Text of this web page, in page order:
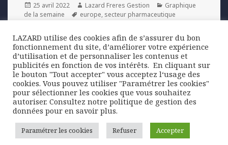
Posted
on
25 avril 2022 Author
Lazard Freres Gestion Categories
Graphique
de la semaine
Tags
europe, secteur pharmaceutique
Navigation
l’article
PREVIOUS
Previous
post:
Augmentation des risques pour la
croissance chinoise
NEXT
Next
post:
Lettre de la Gestion Privée | 2ème
trimestre 2022
LAZARD utilise des cookies afin de s’assurer du bon
fonctionnement du site, d’améliorer votre expérience
d’utilisation et de personnaliser les contenus et
publicités en fonction de vos intérêts. ​ En cliquant sur
le bouton "Tout accepter" vous acceptez l‘usage des
cookies. Vous pouvez utiliser "Paramétrer les cookies"
pour sélectionner les cookies que vous souhaitez
autoriser. Consultez notre politique de gestion des
données pour en savoir plus.
Paramétrer les cookies Refuser Accepter